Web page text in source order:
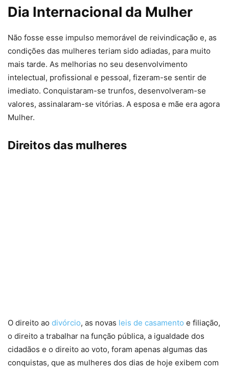
Dia Internacional da Mulher
Não fosse esse impulso memorável de reivindicação e, as
condições das mulheres teriam sido adiadas, para muito
mais tarde. As melhorias no seu desenvolvimento
intelectual, profissional e pessoal, fizeram-se sentir de
imediato. Conquistaram-se trunfos, desenvolveram-se
valores, assinalaram-se vitórias. A esposa e mãe era agora
Mulher.
Direitos das mulheres
O direito ao divórcio, as novas leis de casamento e filiação,
o direito a trabalhar na função pública, a igualdade dos
cidadãos e o direito ao voto, foram apenas algumas das
conquistas, que as mulheres dos dias de hoje exibem com